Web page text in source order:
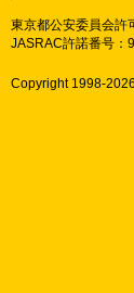
東京都公安委員会許
JASRAC許諾番号
Copyright 1998-